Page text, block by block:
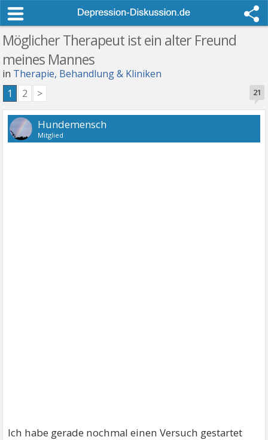
Möglicher Therapeut ist ein alter Freund
meines Mannes
in Therapie, Behandlung & Kliniken
21
1 2 >
Hundemensch
Mitglied
Ich habe gerade nochmal einen Versuch gestartet